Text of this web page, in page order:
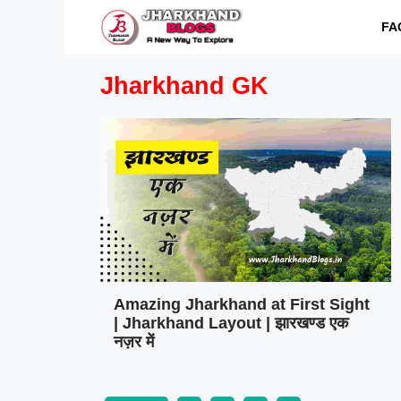
Jharkhand GK
Amazing Jharkhand at First Sight
| Jharkhand Layout | झारखण्ड एक
नज़र में